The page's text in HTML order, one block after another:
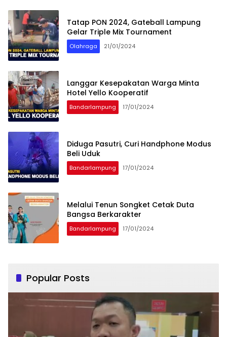
Tatap PON 2024, Gateball Lampung
Gelar Triple Mix Tournament
Olahraga 21/01/2024
Langgar Kesepakatan Warga Minta
Hotel Yello Kooperatif
Bandarlampung 17/01/2024
Diduga Pasutri, Curi Handphone Modus
Beli Uduk
Bandarlampung 17/01/2024
Melalui Tenun Songket Cetak Duta
Bangsa Berkarakter
Bandarlampung 17/01/2024
Popular Posts